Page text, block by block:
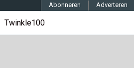
Twinkle100
Abonneren Adverteren